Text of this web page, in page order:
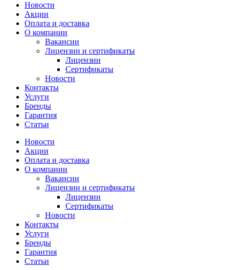
Новости
Акции
Оплата и доставка
О компании
Вакансии
Лицензии и сертификаты
Лицензии
Сертификаты
Новости
Контакты
Услуги
Бренды
Гарантия
Статьи
Новости
Акции
Оплата и доставка
О компании
Вакансии
Лицензии и сертификаты
Лицензии
Сертификаты
Новости
Контакты
Услуги
Бренды
Гарантия
Статьи